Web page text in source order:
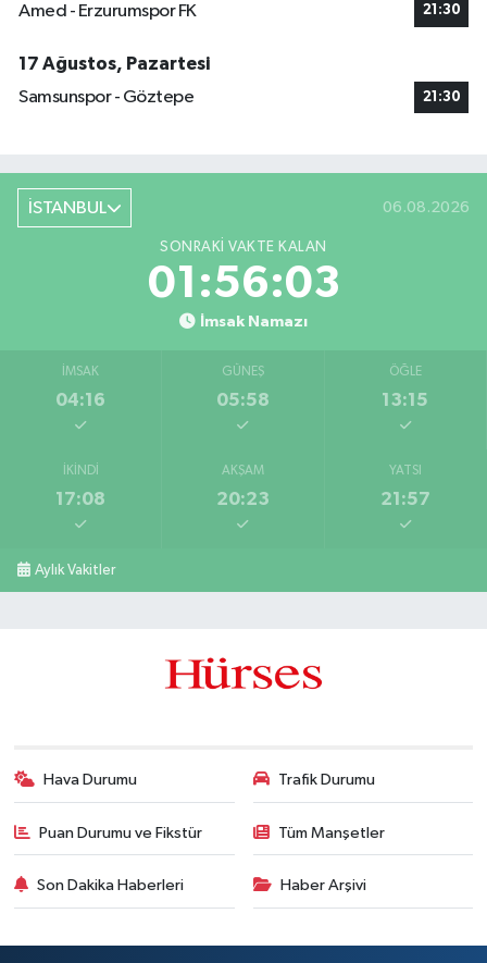
Amed - Erzurumspor FK 21:30
17 Ağustos, Pazartesi
Samsunspor - Göztepe
21:30
İSTANBUL 06.08.2026
SONRAKI VAKTE KALAN
01:56:03
İmsak Namazı
İMSAK
04:16
GÜNEŞ
05:58
ÖĞLE
13:15
İKINDI
17:08
AKŞAM
20:23
YATSI
21:57
Aylık Vakitler
Hava Durumu Trafik Durumu
Puan Durumu ve Fikstür Tüm Manşetler
Son Dakika Haberleri Haber Arşivi